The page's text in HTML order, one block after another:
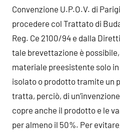
Convenzione U.P.O.V. di
procedere col Trattato di
Reg. Ce 2100/94 e dalla
tale brevettazione è
materiale preesistente solo
isolato o prodotto tramite un
tratta, perciò, di
copre anche il prodotto e le
per almeno il 50%. Per